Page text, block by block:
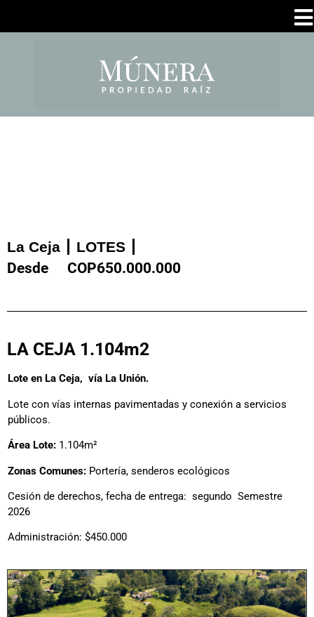
La Ceja LOTES
Desde COP650.000.000
LA CEJA 1.104m2
Lote en La Ceja, vía La Unión.
Lote con vías internas pavimentadas y conexión a servicios
públicos.
Área Lote: 1.104m²
Zonas Comunes: Portería, senderos ecológicos
Cesión de derechos, fecha de entrega: segundo Semestre
2026
Administración: $450.000